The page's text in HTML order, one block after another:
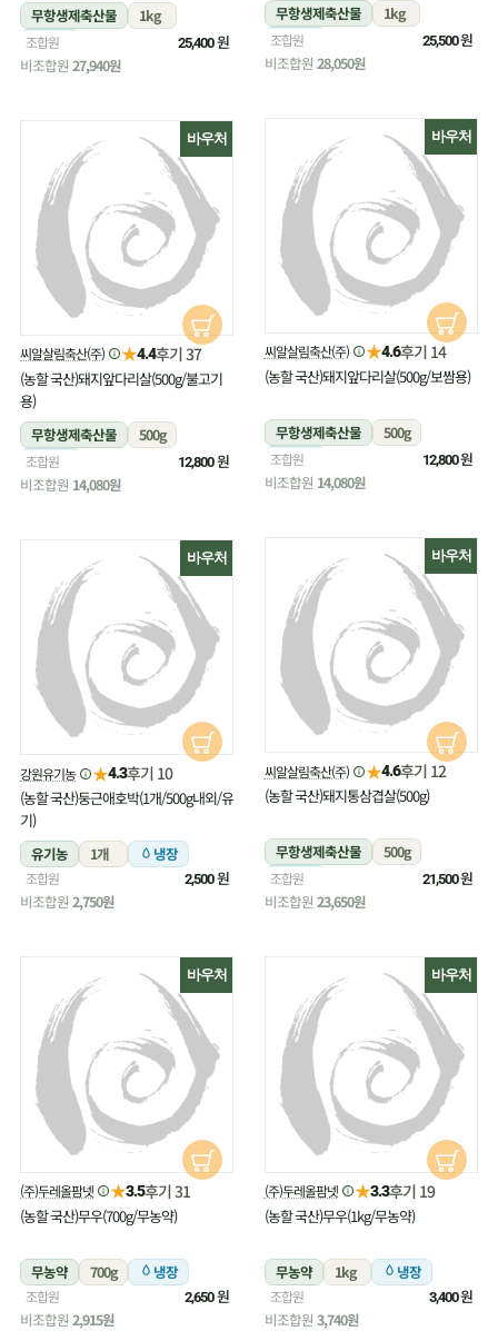
무항생제축산물
1kg
냉장
조합원 25,500원
비조합원 28,050원
무항생제축산물
1kg
냉장
조합원 25,400원
비조합원 27,940원
바우처
씨알살림축산(주) ★4.6후기 14
(농할 국산)돼지앞다리살(500g/보쌈용)
무항생제축산물
500g
냉장
조합원 12,800원
비조합원 14,080원
바우처
씨알살림축산(주) ★4.4후기 37
(농할 국산)돼지앞다리살(500g/불고기
용)
무항생제축산물
500g
냉장
조합원 12,800원
비조합원 14,080원
바우처
씨알살림축산(주) ★4.6후기 12
(농할 국산)돼지통삼겹살(500g)
무항생제축산물
500g
냉장
조합원 21,500원
비조합원 23,650원
바우처
강원유기농 ★4.3후기 10
(농할 국산)둥근애호박(1개/500g내외/유
기)
유기농
1개 냉장
조합원 2,500원
비조합원 2,750원
바우처
(주)두레올팜넷 ★3.3후기 19
(농할 국산)무우(1kg/무농약)
무농약 1kg 냉장
조합원 3,400원
비조합원 3,740원
바우처
(주)두레올팜넷 ★3.5후기 31
(농할 국산)무우(700g/무농약)
무농약 700g 냉장
조합원 2,650원
비조합원 2,915원